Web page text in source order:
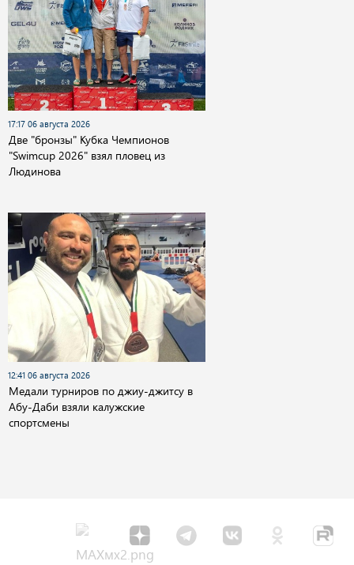
17:17 06 августа 2026
Две "бронзы" Кубка Чемпионов
"Swimcup 2026" взял пловец из
Людинова
12:41 06 августа 2026
Медали турниров по джиу-джитсу в
Абу-Даби взяли калужские
спортсмены